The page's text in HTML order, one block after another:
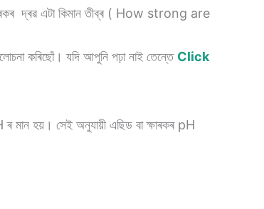
দ্ৰৱ এটা কিমান তীব্ৰ ( How strong are
কৰিছোঁ। যদি আপুনি পঢ়া নাই তেন্তে Click
ৰ মান হয়। সেই অনুযায়ী এছিড বা ক্ষাৰকৰ pH